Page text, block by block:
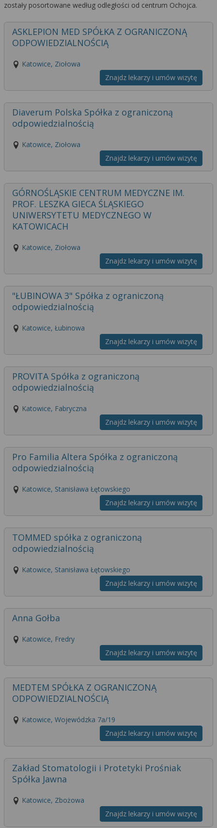
zostały posortowane według odległości od centrum Ochojca.
ASKLEPION MED SPÓŁKA Z OGRANICZONĄ
ODPOWIEDZIALNOŚCIĄ
Katowice, Ziołowa
Znajdz lekarzy i umów wizytę
Diaverum Polska Spółka z ograniczoną
odpowiedzialnością
Katowice, Ziołowa
Znajdz lekarzy i umów wizytę
GÓRNOŚLĄSKIE CENTRUM MEDYCZNE IM.
PROF. LESZKA GIECA ŚLĄSKIEGO
UNIWERSYTETU MEDYCZNEGO W
KATOWICACH
Katowice, Ziołowa
Znajdz lekarzy i umów wizytę
"ŁUBINOWA 3" Spółka z ograniczoną
odpowiedzialnością
Katowice, Łubinowa
Znajdz lekarzy i umów wizytę
PROVITA Spółka z ograniczoną
odpowiedzialnością
Katowice, Fabryczna
Znajdz lekarzy i umów wizytę
Pro Familia Altera Spółka z ograniczoną
odpowiedzialnością
Katowice, Stanisława Łętowskiego
Znajdz lekarzy i umów wizytę
TOMMED spółka z ograniczoną
odpowiedzialnością
Katowice, Stanisława Łętowskiego
Znajdz lekarzy i umów wizytę
Anna Gołba
Katowice, Fredry
Znajdz lekarzy i umów wizytę
MEDTEM SPÓŁKA Z OGRANICZONĄ
ODPOWIEDZIALNOŚCIĄ
Katowice, Wojewódzka 7a/19
Znajdz lekarzy i umów wizytę
Zakład Stomatologii i Protetyki Prośniak
Spółka Jawna
Katowice, Zbożowa
Znajdz lekarzy i umów wizytę